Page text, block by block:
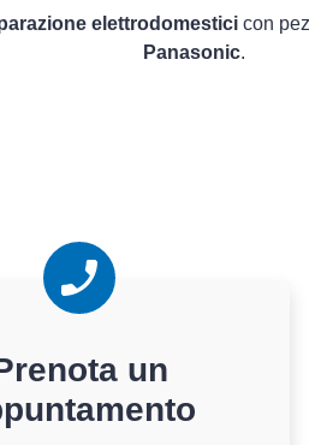
elettrodomesticicon
Panasonic.
un